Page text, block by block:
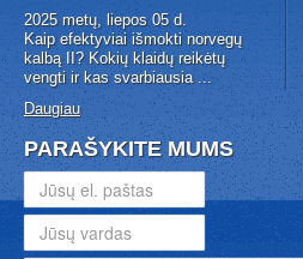
2025 metų, liepos 05 d.
Kaip efektyviai išmokti norvegų
kalbą II? Kokių klaidų reikėtų
vengti ir kas svarbiausia ...
Daugiau
PARAŠYKITE MUMS